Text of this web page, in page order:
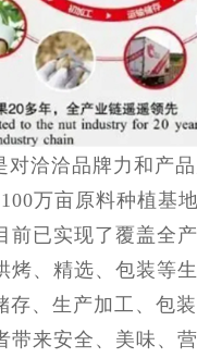
洽洽品牌力和产
万亩原料种植基
前已实现了覆盖全
、精选、包装等
存、生产加工、包
带来安全、美味、